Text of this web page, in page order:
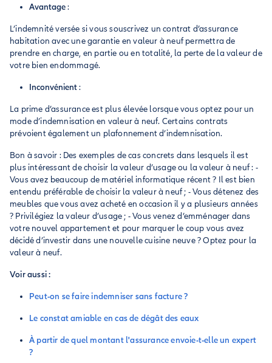
Avantage:
L’indemnité versée si vous souscrivez un contrat d’assurance
habitation avec une garantie en valeur à neuf permettra de
prendre en charge, en partie ou en totalité, la perte de la valeur de
votre bien endommagé.
Inconvénient:
La prime d’assurance est plus élevée lorsque vous optez pour un
mode d’indemnisation en valeur à neuf. Certains contrats
prévoient également un plafonnement d’indemnisation.
Bon à savoir : Des exemples de cas concrets dans lesquels il est
plus intéressant de choisir la valeur d’usage ou la valeur à neuf : -
Vous avez beaucoup de matériel informatique récent ? Il est bien
entendu préférable de choisir la valeur à neuf ; - Vous détenez des
meubles que vous avez acheté en occasion il y a plusieurs années
? Privilégiez la valeur d’usage ; - Vous venez d’emménager dans
votre nouvel appartement et pour marquer le coup vous avez
décidé d’investir dans une nouvelle cuisine neuve ? Optez pour la
valeur à neuf.
Voir aussi :
Peut-on se faire indemniser sans facture ?
Le constat amiable en cas de dégât des eaux
À partir de quel montant l'assurance envoie-t-elle un expert
?